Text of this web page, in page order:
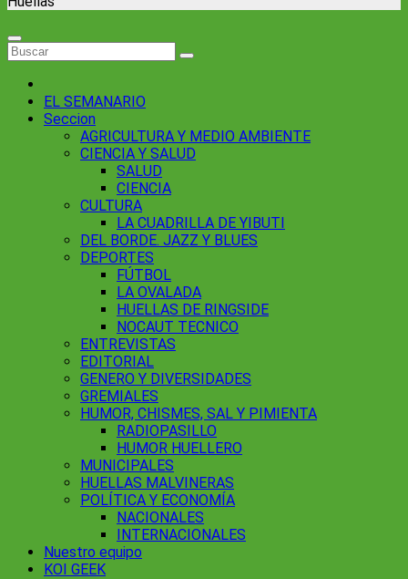
EL SEMANARIO
Seccion
AGRICULTURA Y MEDIO AMBIENTE
CIENCIA Y SALUD
SALUD
CIENCIA
CULTURA
LA CUADRILLA DE YIBUTI
DEL BORDE. JAZZ Y BLUES
DEPORTES
FÚTBOL
LA OVALADA
HUELLAS DE RINGSIDE
NOCAUT TECNICO
ENTREVISTAS
EDITORIAL
GENERO Y DIVERSIDADES
GREMIALES
HUMOR, CHISMES, SAL Y PIMIENTA
RADIOPASILLO
HUMOR HUELLERO
MUNICIPALES
HUELLAS MALVINERAS
POLÍTICA Y ECONOMÍA
NACIONALES
INTERNACIONALES
Nuestro equipo
KOI GEEK